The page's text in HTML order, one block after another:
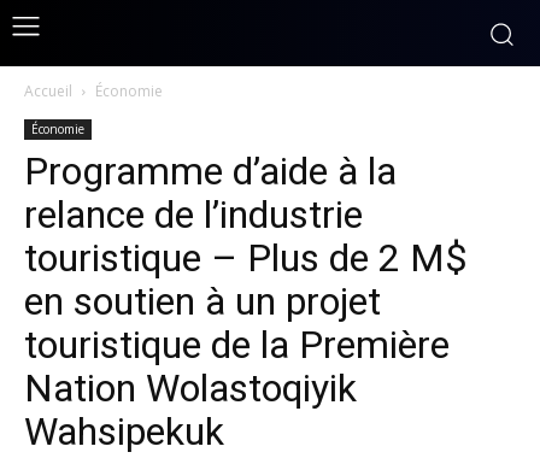
Accueil Économie
Économie
Programme d’aide à la
relance de l’industrie
touristique – Plus de 2 M$
en soutien à un projet
touristique de la Première
Nation Wolastoqiyik
Wahsipekuk